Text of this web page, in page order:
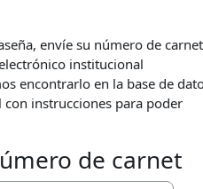
envíe su número de
institucional
encontrarlo en la base de
instrucciones para poder
de carnet
de carnet